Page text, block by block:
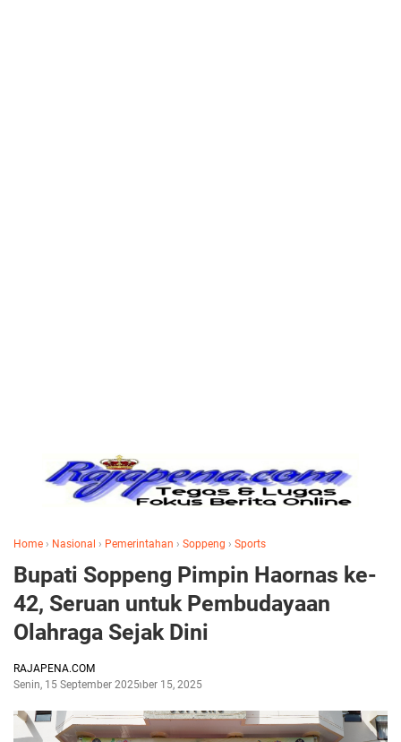
Home › Nasional › Pemerintahan › Soppeng › Sports
Bupati Soppeng Pimpin Haornas ke-
42, Seruan untuk Pembudayaan
Olahraga Sejak Dini
RAJAPENA.COM
Senin, 15 September 2025September 15, 2025